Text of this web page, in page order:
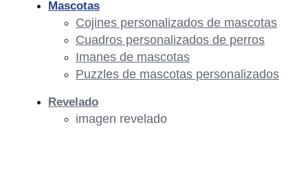
Mascotas
Cojines personalizados de mascotas
Cuadros personalizados de perros
Imanes de mascotas
Puzzles de mascotas personalizados
Revelado
imagen revelado